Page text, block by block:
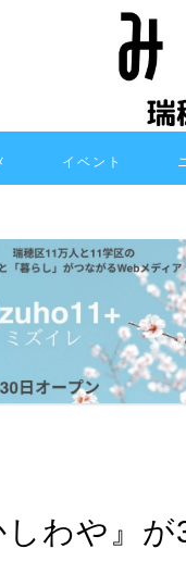
イベント
わや』が